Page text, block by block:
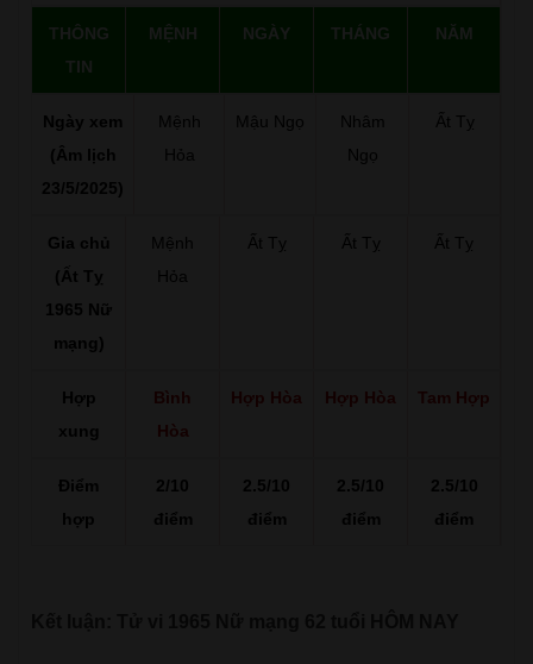
THÔNG
TIN
MỆNH NGÀY THÁNG NĂM
Ngày xem
(Âm lịch
23/5/2025)
Mệnh
Hỏa
Mậu Ngọ
Nhâm
Ngọ
Ất Tỵ
Gia chủ
(Ất Tỵ
1965 Nữ
mạng)
Mệnh
Hỏa
Ất Tỵ Ất Tỵ Ất Tỵ
Hợp
xung
Bình
Hòa
Hợp Hòa Hợp Hòa Tam Hợp
Điểm
hợp
2/10
điểm
2.5/10
điểm
2.5/10
điểm
2.5/10
điểm